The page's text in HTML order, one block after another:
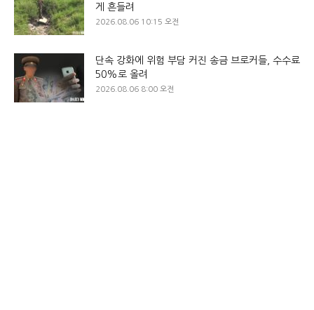
게 흔들려
2026.08.06 10:15 오전
단속 강화에 위험 부담 커진 송금 브로커들, 수수료
50%로 올려
2026.08.06 8:00 오전